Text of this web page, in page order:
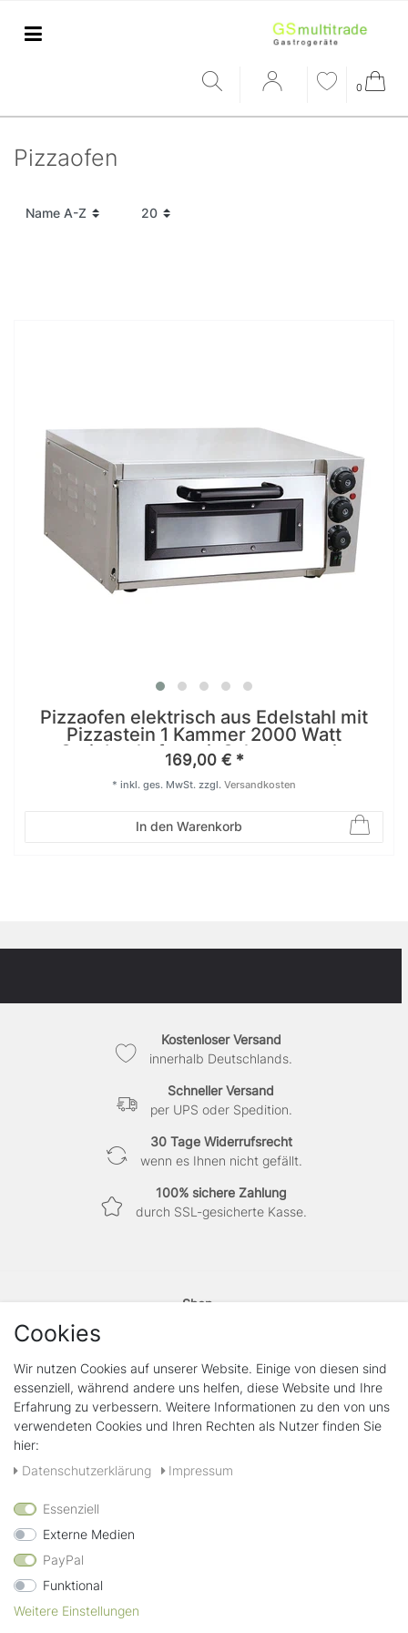
0
Pizzaofen
Pizzaofen elektrisch aus Edelstahl mit
Pizzastein 1 Kammer 2000 Watt
Steinbackofen mit Schamottstein
169,00 € *
In den Warenkorb
* inkl. ges. MwSt. zzgl. Versandkosten
Kostenloser Versand
innerhalb Deutschlands.
Schneller Versand
per UPS oder Spedition.
30 Tage Widerrufsrecht
wenn es Ihnen nicht gefällt.
100% sichere Zahlung
durch SSL-gesicherte Kasse.
Shop
Rechtliches
Widerrufs­recht
Widerrufs­formular
Daten­schutz­erklärung
Cookies
Wir nutzen Cookies auf unserer Website. Einige von diesen sind
essenziell, während andere uns helfen, diese Website und Ihre
Erfahrung zu verbessern. Weitere Informationen zu den von uns
verwendeten Cookies und Ihren Rechten als Nutzer finden Sie
hier:
Daten­schutz­erklärung
Impressum
Essenziell
Externe Medien
PayPal
Funktional
Weitere Einstellungen